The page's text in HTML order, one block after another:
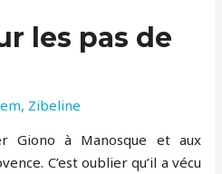
les pas de
, Zibeline
Giono à Manosque et aux
C’est oublier qu’il a vécu